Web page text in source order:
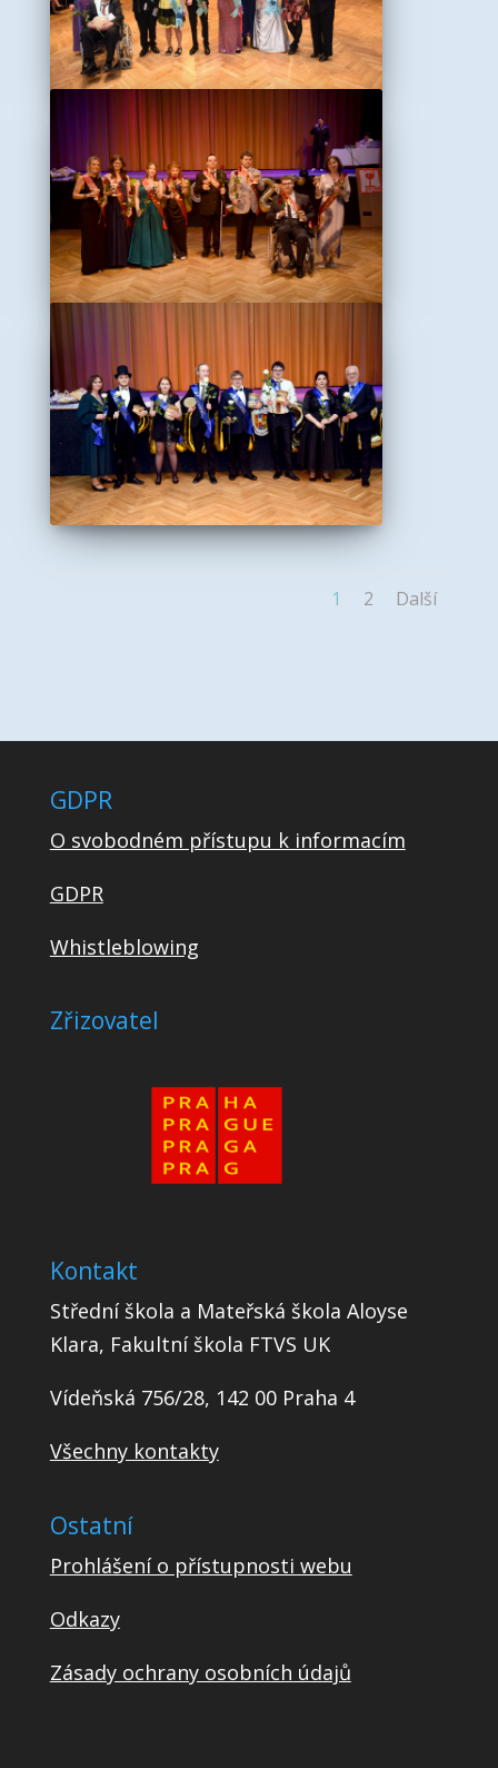
1 2 Další
GDPR
O svobodném přístupu k informacím
GDPR
Whistleblowing
Zřizovatel
Kontakt
Střední škola a Mateřská škola Aloyse
Klara, Fakultní škola FTVS UK
Vídeňská 756/28, 142 00 Praha 4
Všechny kontakty
Ostatní
Prohlášení o přístupnosti webu
Odkazy
Zásady ochrany osobních údajů